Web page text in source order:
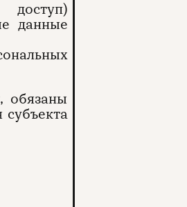
доступ)
данные
обязаны